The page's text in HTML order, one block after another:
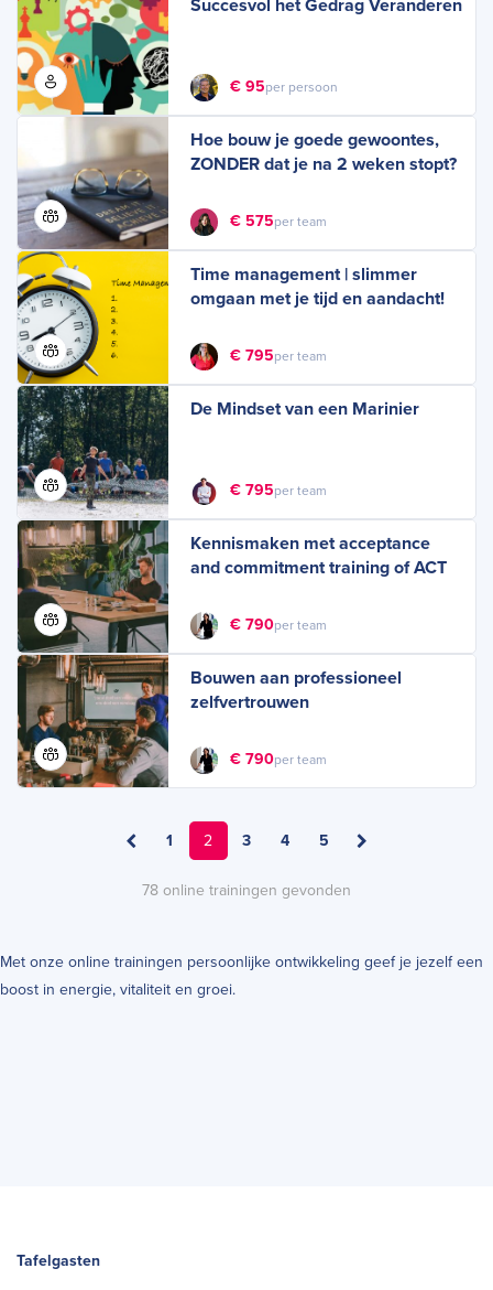
Succesvol het Gedrag Veranderen
€ 95per persoon
Hoe bouw je goede gewoontes,
ZONDER dat je na 2 weken stopt?
€ 575per team
Time management | slimmer
omgaan met je tijd en aandacht!
€ 795per team
De Mindset van een Marinier
€ 795per team
Kennismaken met acceptance
and commitment training of ACT
€ 790per team
Bouwen aan professioneel
zelfvertrouwen
€ 790per team
1 2 3 4 5
78 online trainingen gevonden
Met onze online trainingen persoonlijke ontwikkeling geef je jezelf een
boost in energie, vitaliteit en groei.
Tafelgasten